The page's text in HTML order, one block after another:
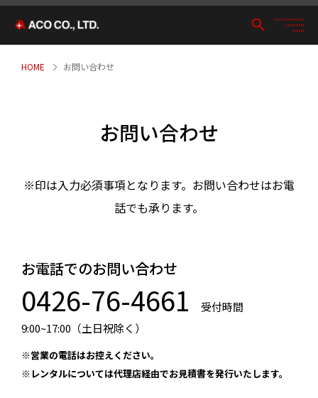
HOME お問い合わせ
お問い合わせ
※印は入力必須事項となります。お問い合わせはお電
話でも承ります。
お電話でのお問い合わせ
0426-76-4661
受付時間
9:00~17:00（土日祝除く）
※営業の電話はお控えください。
※レンタルについては代理店経由でお見積書を発行いたします。